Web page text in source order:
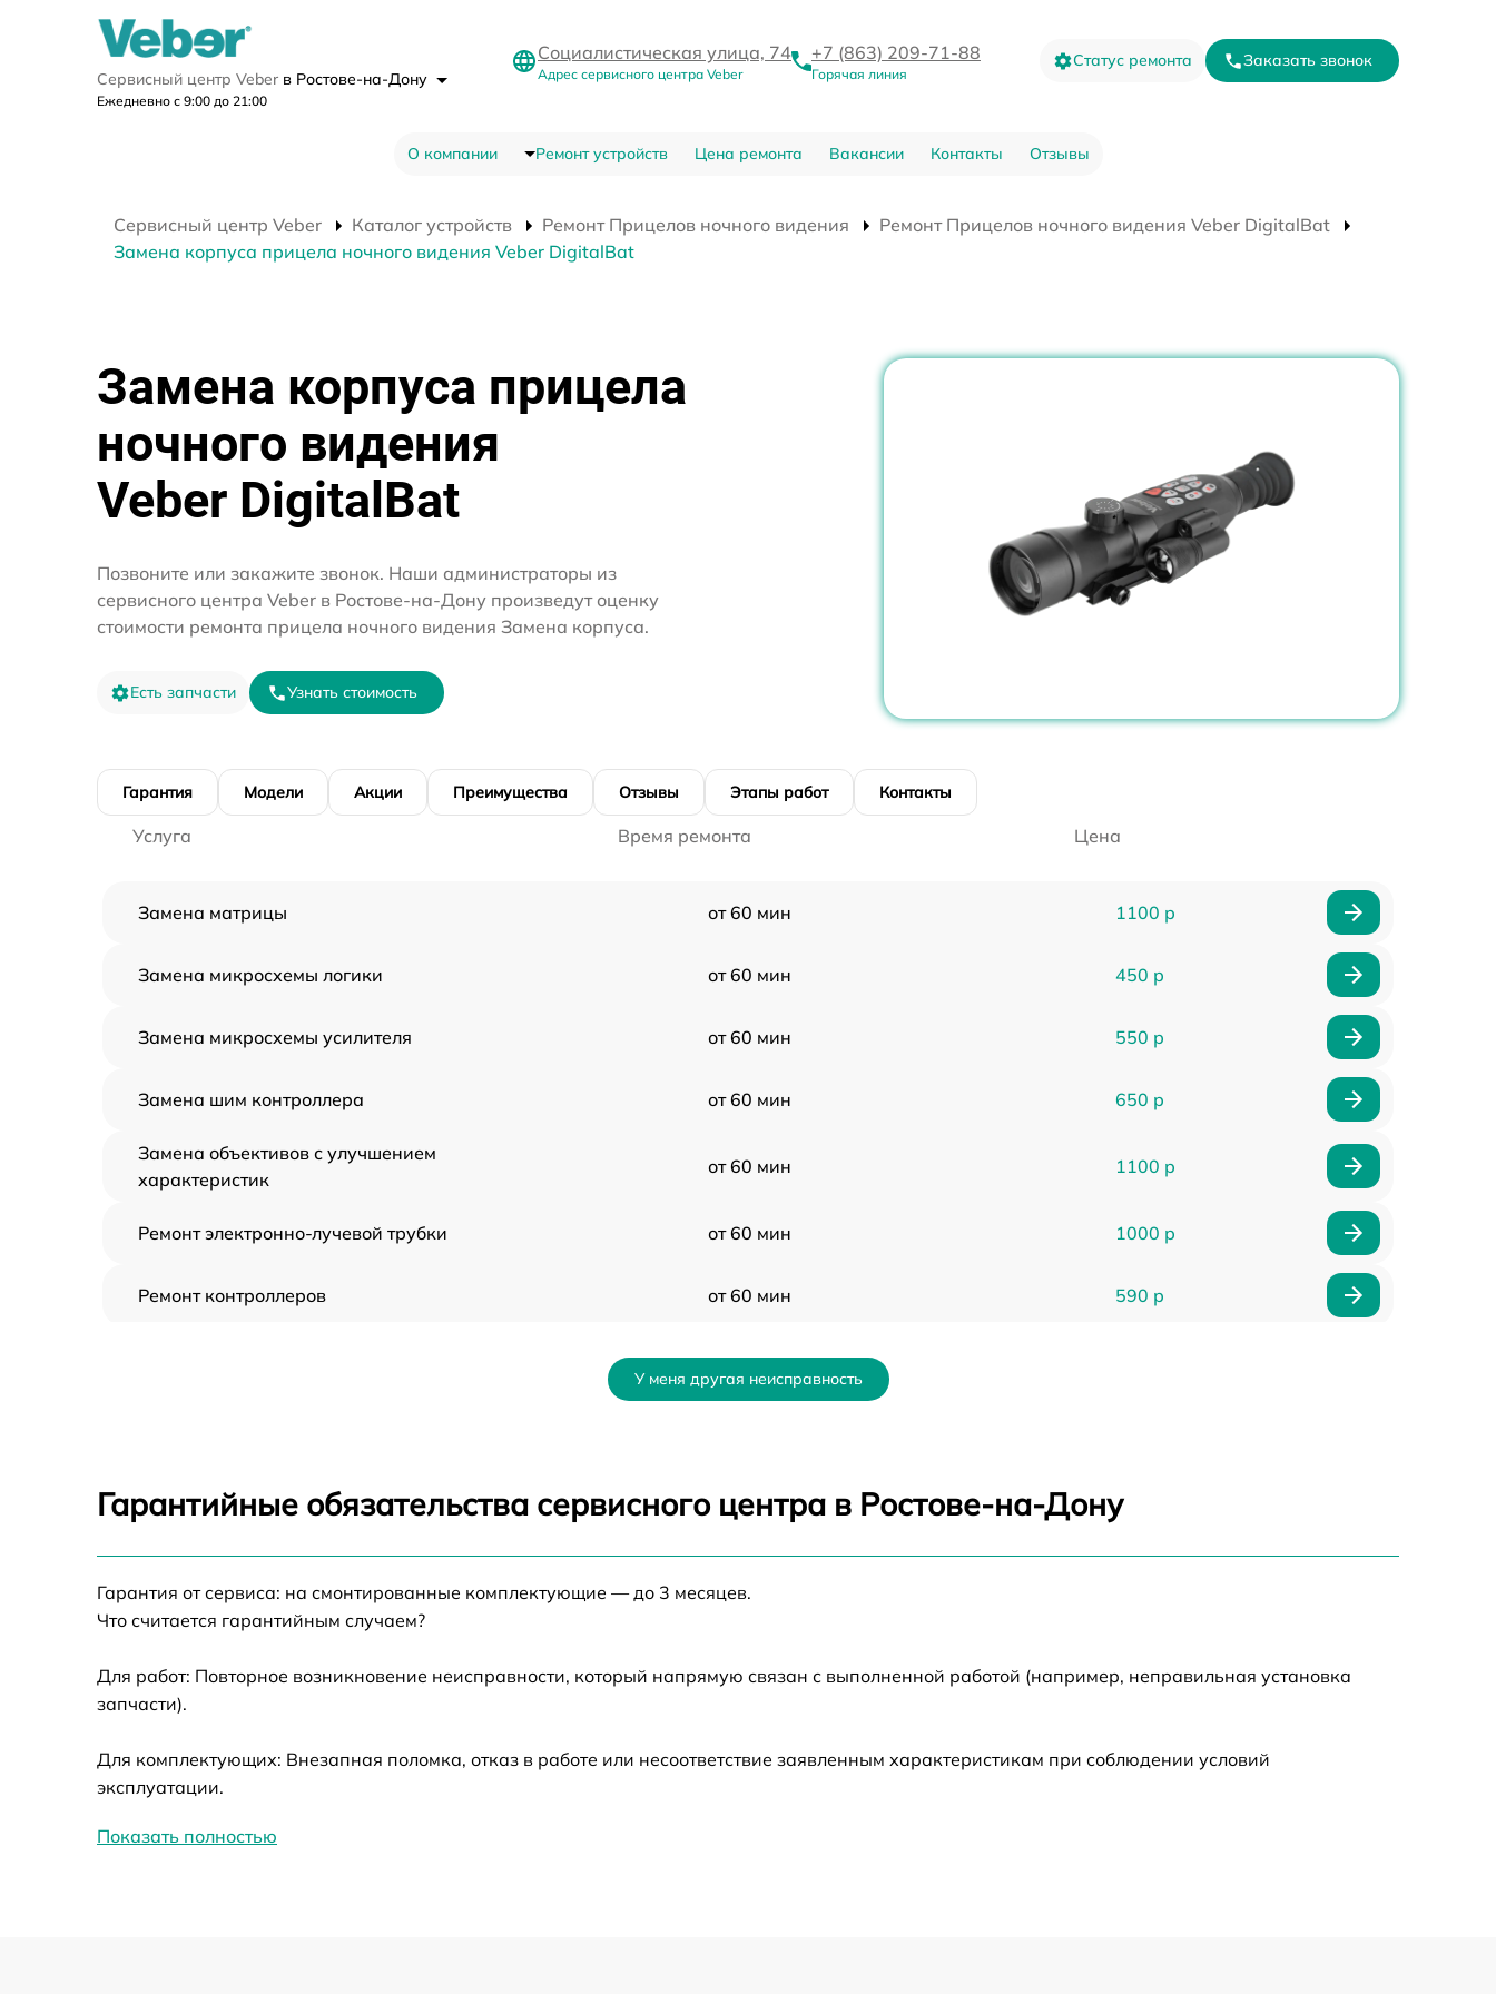
Сервисный центр Veber в Ростове-на-Дону
Ежедневно с 9:00 до 21:00
Социалистическая улица, 74
Адрес сервисного центра Veber
+7 (863) 209-71-88
Горячая линия
Статус ремонта Заказать звонок
О компании Ремонт устройств Цена ремонта Вакансии Контакты Отзывы
Сервисный центр Veber Каталог устройств Ремонт Прицелов ночного видения
Ремонт Прицелов ночного видения Veber DigitalBat
Замена корпуса прицела ночного видения Veber DigitalBat
Замена корпуса прицела
ночного видения
Veber DigitalBat
Позвоните или закажите звонок. Наши администраторы из
сервисного центра Veber в Ростове-на-Дону произведут оценку
стоимости ремонта прицела ночного видения Замена корпуса.
Есть запчасти Узнать стоимость
Гарантия Модели Акции Преимущества Отзывы Этапы работ Контакты
Услуга Время ремонта Цена
Замена матрицы от 60 мин 1100 р
Замена микросхемы логики от 60 мин 450 р
Замена микросхемы усилителя от 60 мин 550 р
Замена шим контроллера от 60 мин 650 р
Замена объективов с улучшением
характеристик
от 60 мин 1100 р
Ремонт электронно-лучевой трубки от 60 мин 1000 р
Ремонт контроллеров от 60 мин 590 р
от 60 мин
Калибровка и настройка тепловизора от 60 мин
других устройств
от 60 мин 750 р
Ремонт цепи питания
У меня другая неисправность
Гарантийные обязательства сервисного центра в Ростове-на-Дону
Гарантия от сервиса: на смонтированные комплектующие — до 3 месяцев.
Что считается гарантийным случаем?
Для работ: Повторное возникновение неисправности, который напрямую связан с выполненной работой (например, неправильная установка
запчасти).
Для комплектующих: Внезапная поломка, отказ в работе или несоответствие заявленным характеристикам при соблюдении условий
эксплуатации.
Показать полностью